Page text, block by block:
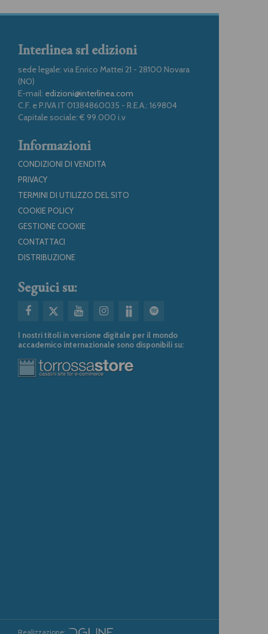
Interlinea srl edizioni
sede legale: via Enrico Mattei 21 - 28100 Novara
(NO)
E-mail: edizioni@interlinea.com
C.F. e P.IVA IT 01384860035 - R.E.A.: 169804
Capitale sociale: € 99.000 i.v
Informazioni
CONDIZIONI DI VENDITA
PRIVACY
TERMINI DI UTILIZZO DEL SITO
COOKIE POLICY
GESTIONE COOKIE
CONTATTACI
DISTRIBUZIONE
Seguici su:
I nostri titoli in versione digitale per il mondo
accademico internazionale sono disponibili su:
Realizzazione: